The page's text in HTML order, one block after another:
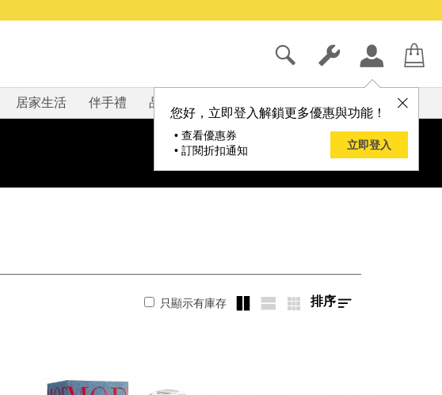
您好，立即登入解鎖更多優惠與功能！
• 查看優惠券
• 訂閱折扣通知
立即登入
居家生活 伴手禮 品牌
只顯示有庫存 排序